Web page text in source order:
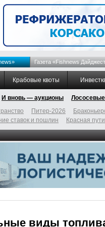
Газета «Fishnews
Крабовые квоты
И вновь — аукционы Лососевые
Питер-2026
ставок и пошлин Красная
виды